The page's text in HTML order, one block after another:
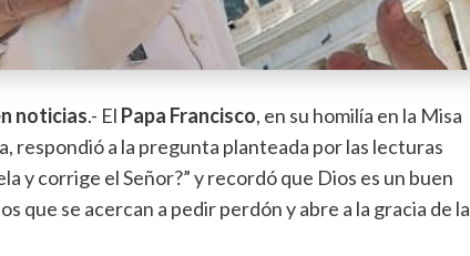
noticias.- El Papa Francisco, en su homilía en la Misa
respondió a la pregunta planteada por las lecturas
y corrige el Señor?” y recordó que Dios es un buen
que se acercan a pedir perdón y abre a la gracia de la